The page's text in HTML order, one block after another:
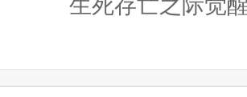
生死存亡之际觉醒